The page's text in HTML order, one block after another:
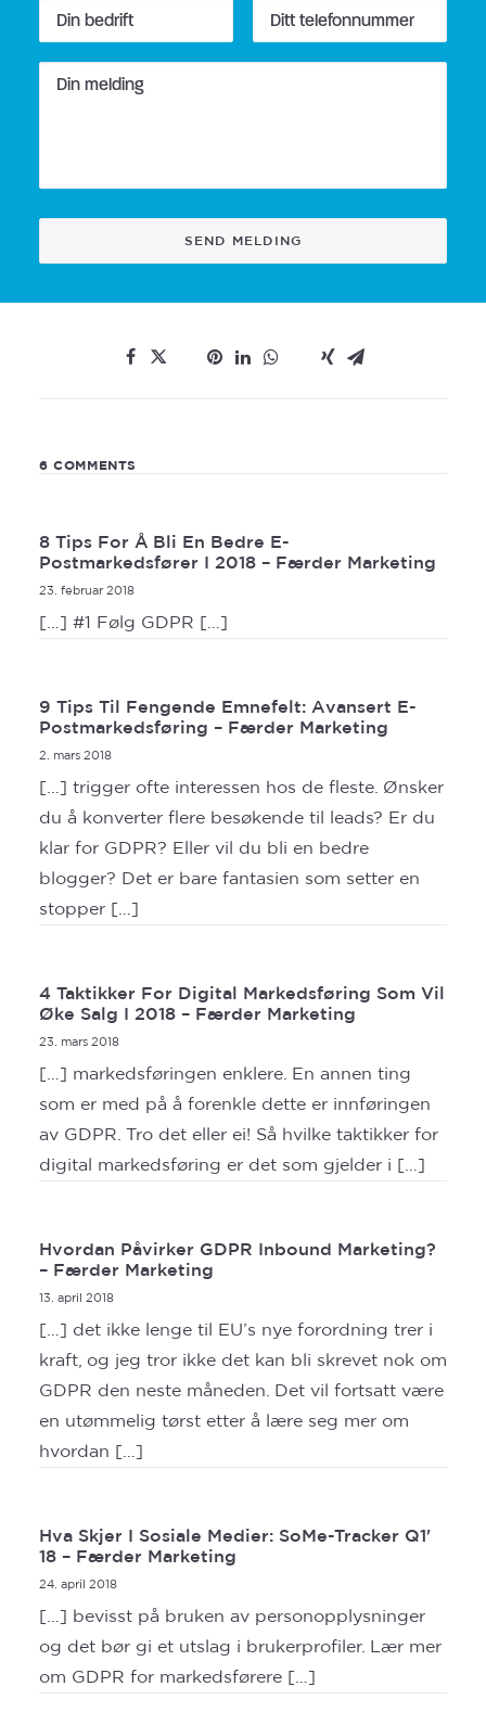
6 COMMENTS
8 Tips For Å Bli En Bedre E-
Postmarkedsfører I 2018 – Færder Marketing
23. februar 2018
[…] #1 Følg GDPR […]
9 Tips Til Fengende Emnefelt: Avansert E-
Postmarkedsføring – Færder Marketing
2. mars 2018
[…] trigger ofte interessen hos de fleste. Ønsker
du å konverter flere besøkende til leads? Er du
klar for GDPR? Eller vil du bli en bedre
blogger? Det er bare fantasien som setter en
stopper […]
4 Taktikker For Digital Markedsføring Som Vil
Øke Salg I 2018 – Færder Marketing
23. mars 2018
[…] markedsføringen enklere. En annen ting
som er med på å forenkle dette er innføringen
av GDPR. Tro det eller ei! Så hvilke taktikker for
digital markedsføring er det som gjelder i […]
Hvordan Påvirker GDPR Inbound Marketing?
– Færder Marketing
13. april 2018
[…] det ikke lenge til EU’s nye forordning trer i
kraft, og jeg tror ikke det kan bli skrevet nok om
GDPR den neste måneden. Det vil fortsatt være
en utømmelig tørst etter å lære seg mer om
hvordan […]
Hva Skjer I Sosiale Medier: SoMe-Tracker Q1'
18 – Færder Marketing
24. april 2018
[…] bevisst på bruken av personopplysninger
og det bør gi et utslag i brukerprofiler. Lær mer
om GDPR for markedsførere […]